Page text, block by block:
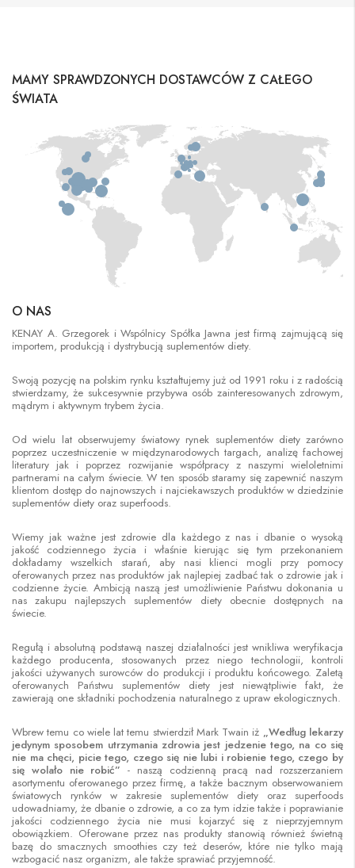
MAMY SPRAWDZONYCH DOSTAWCÓW Z CAŁEGO
ŚWIATA
O NAS
KENAY A. Grzegorek i Wspólnicy Spółka Jawna jest firmą zajmującą się
importem, produkcją i dystrybucją suplementów diety.
Swoją pozycję na polskim rynku kształtujemy już od 1991 roku i z radością
stwierdzamy, że sukcesywnie przybywa osób zainteresowanych zdrowym,
mądrym i aktywnym trybem życia.
Od wielu lat obserwujemy światowy rynek suplementów diety zarówno
poprzez uczestniczenie w międzynarodowych targach, analizę fachowej
literatury jak i poprzez rozwijanie współpracy z naszymi wieloletnimi
partnerami na całym świecie. W ten sposób staramy się zapewnić naszym
klientom dostęp do najnowszych i najciekawszych produktów w dziedzinie
suplementów diety oraz superfoods.
Wiemy jak ważne jest zdrowie dla każdego z nas i dbanie o wysoką
jakość codziennego życia i właśnie kierując się tym przekonaniem
dokładamy wszelkich starań, aby nasi klienci mogli przy pomocy
oferowanych przez nas produktów jak najlepiej zadbać tak o zdrowie jak i
codzienne życie. Ambicją naszą jest umożliwienie Państwu dokonania u
nas zakupu najlepszych suplementów diety obecnie dostępnych na
świecie.
Regułą i absolutną podstawą naszej działalności jest wnikliwa weryfikacja
każdego producenta, stosowanych przez niego technologii, kontroli
jakości używanych surowców do produkcji i produktu końcowego. Zaletą
oferowanych Państwu suplementów diety jest niewątpliwie fakt, że
zawierają one składniki pochodzenia naturalnego z upraw ekologicznych.
Wbrew temu co wiele lat temu stwierdził Mark Twain iż „Według lekarzy
jedynym sposobem utrzymania zdrowia jest jedzenie tego, na co się
nie ma chęci, picie tego, czego się nie lubi i robienie tego, czego by
się wolało nie robić”- naszą codzienną pracą nad rozszerzaniem
asortymentu oferowanego przez firmę, a także bacznym obserwowaniem
światowych rynków w zakresie suplementów diety oraz superfoods
udowadniamy, że dbanie o zdrowie, a co za tym idzie także i poprawianie
jakości codziennego życia nie musi kojarzyć się z nieprzyjemnym
obowiązkiem. Oferowane przez nas produkty stanowią również świetną
bazę do smacznych smoothies czy też deserów, które nie tylko mają
wzbogacić nasz organizm, ale także sprawiać przyjemność.